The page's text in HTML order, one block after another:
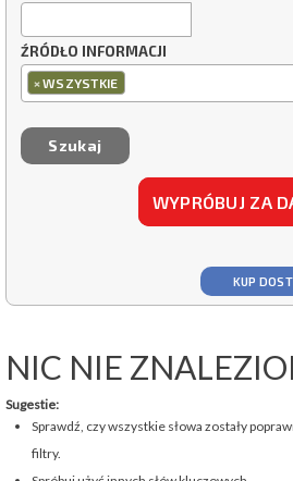
ŹRÓDŁO INFORMACJI
×WSZYSTKIE
WYPRÓBUJ ZA
KUP
NIC NIE
Sugestie:
Sprawdź, czy wszystkie słowa zostały
filtry.